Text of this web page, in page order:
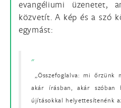
evangéliumi üzenetet,
közvetít. A kép és a szó
egymást:
„Összefoglalva: mi őrzünk
akár írásban, akár szóban
újításokkal helyettesítenénk